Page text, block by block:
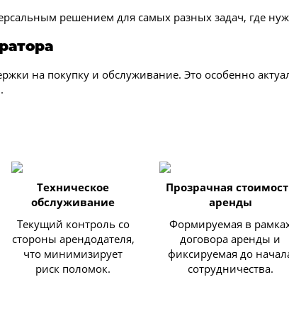
решением для самых разных задач, где
на покупку и обслуживание. Это особенно
Техническое
обслуживание
Текущий контроль со
стороны арендодателя,
что минимизирует
риск поломок.
Прозрачная
аренды
Формируемая в
договора аренды и
фиксируемая до
сотрудничества.